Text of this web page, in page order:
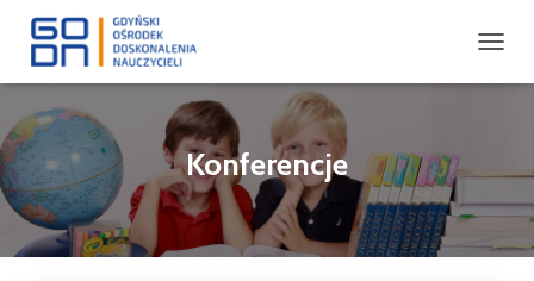
Konferencje